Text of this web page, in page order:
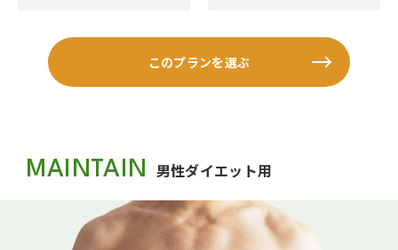
このプランを選ぶ
MAINTAIN 男性ダイエット用